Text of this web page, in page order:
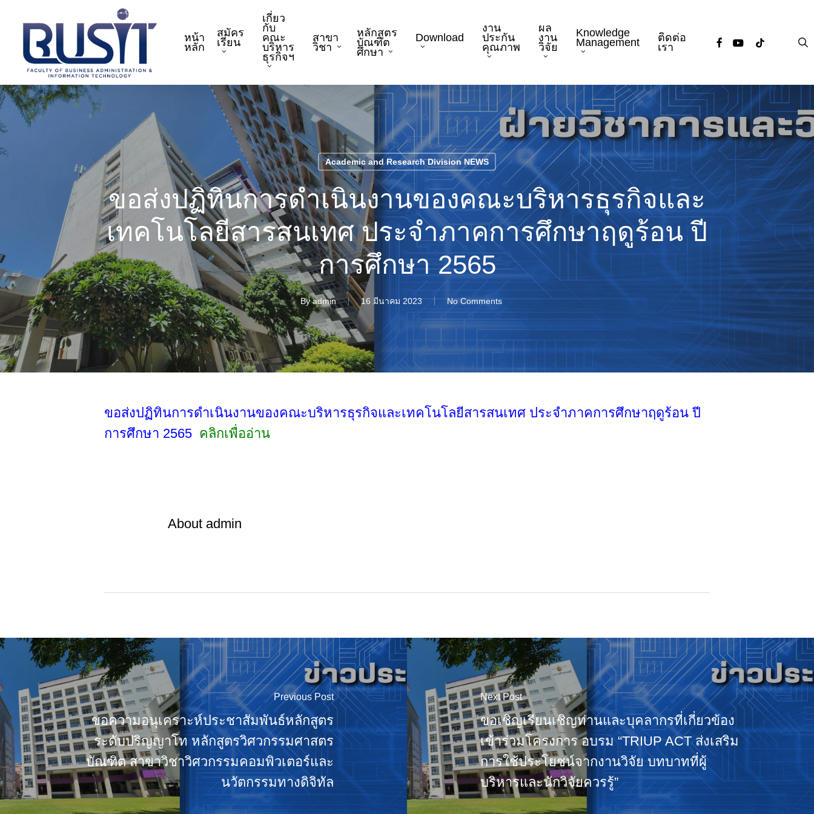
content
หน้า
หลัก
สมัคร
เรียน
เกี่ยว
กับ
คณะ
บริหาร
ธุรกิจฯ
สาขา
วิชา
หลักสูตร
บัณฑิต
ศึกษา
Download
งาน
ประกัน
คุณภาพ
ผล
งาน
วิจัย
Knowledge
Management
ติดต่อ
เรา
facebookyoutube
tiktok
Academic and Research Division NEWS
ขอส่งปฏิทินการดำเนินงานของคณะบริหารธุรกิจและ
เทคโนโลยีสารสนเทศ ประจำภาคการศึกษาฤดูร้อน ปี
การศึกษา 2565
By admin 16 มีนาคม 2023 No Comments
ขอส่งปฏิทินการดำเนินงานของคณะบริหารธุรกิจและเทคโนโลยีสารสนเทศ ประจำภาคการศึกษาฤดูร้อน ปี
การศึกษา 2565 คลิกเพื่ออ่าน
About admin
Previous Post
ขอความอนุเคราะห์ประชาสัมพันธ์หลักสูตร
ระดับปริญญาโท หลักสูตรวิศวกรรมศาสตร
บัณฑิต สาขาวิชาวิศวกรรมคอมพิวเตอร์และ
นวัตกรรมทางดิจิทัล
Next Post
ขอเชิญเรียนเชิญท่านและบุคลากรที่เกี่ยวข้อง
เข้าร่วมโครงการ อบรม “TRIUP ACT ส่งเสริม
การใช้ประโยชน์จากงานวิจัย บทบาทที่ผู้
บริหารและนักวิจัยควรรู้”